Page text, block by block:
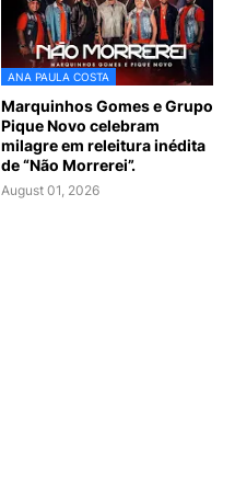
ANA PAULA COSTA
Marquinhos Gomes e Grupo
Pique Novo celebram
milagre em releitura inédita
de “Não Morrerei”.
August 01, 2026